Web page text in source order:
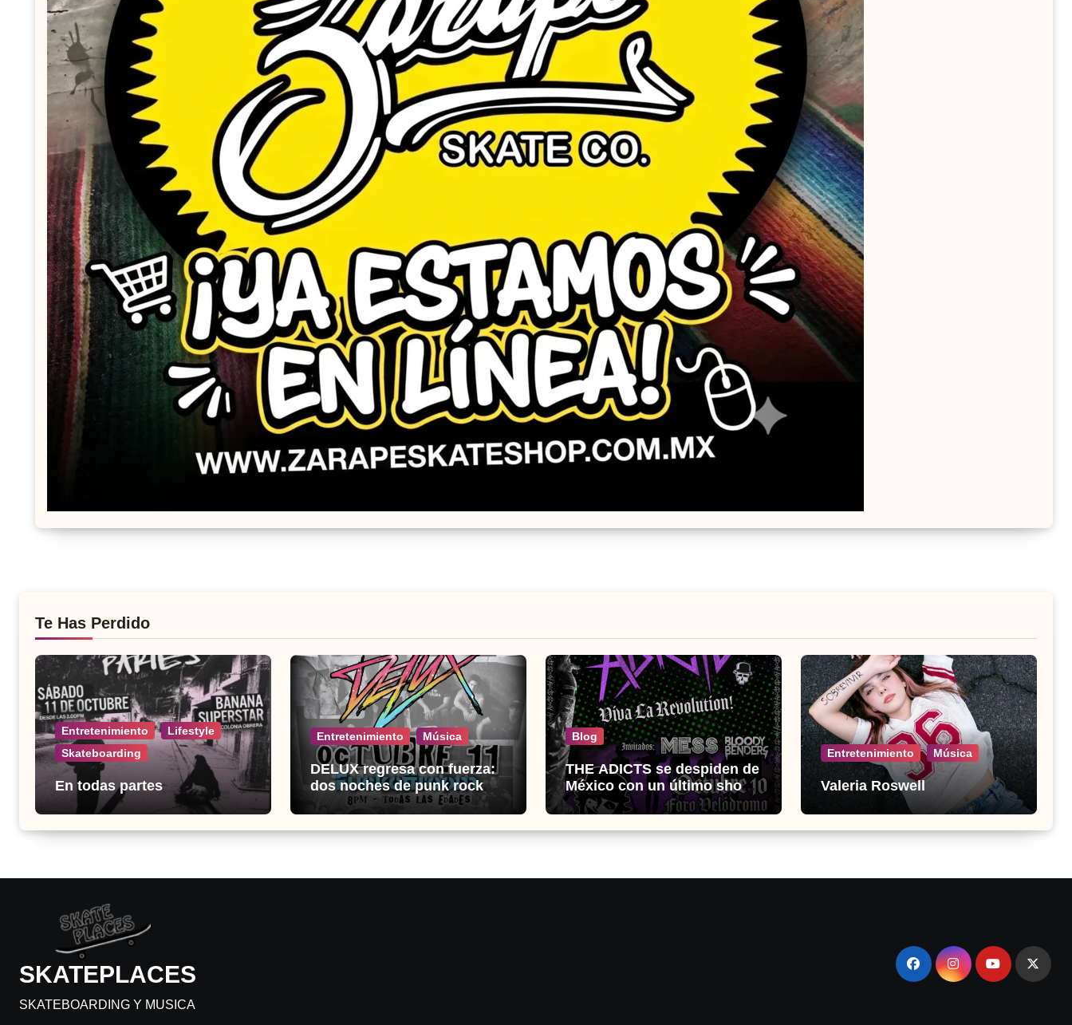
Te Has Perdido
Entretenimiento
Lifestyle
Skateboarding
En todas partes
Entretenimiento Música
DELUX regresa con fuerza:
dos noches de punk rock en
el Fuck Off Room
Blog
THE ADICTS se despiden de
México con un último show
histórico
Entretenimiento Música
Valeria Roswell
SKATEPLACES
SKATEBOARDING Y MUSICA